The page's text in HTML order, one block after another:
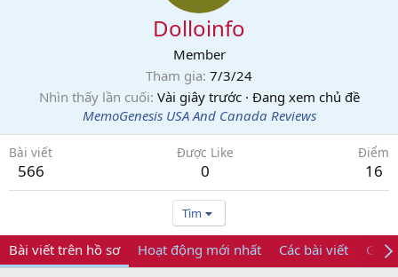
Dolloinfo
Member
Tham gia 7/3/24
Nhìn thấy lần cuối Vài giây trước · Đang xem chủ đề
MemoGenesis USA And Canada Reviews
Bài viết
566
Được Like
0
Điểm
16
Tìm
Bài viết trên hồ sơ Hoạt động mới nhất Các bài viết Giới